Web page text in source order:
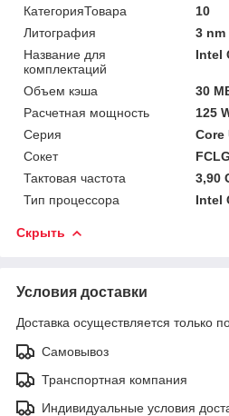
КатегорияТовара
10
Литография
3 nm
Название для
комплектаций
Intel
Объем кэша
30
Расчетная мощность
125
Серия
Core
Сокет
Тактовая частота
3,90
Тип процессора
Intel
Скрыть
Условия доставки
Доставка осуществляется только
Самовывоз
Транспортная компания
Индивидуальные условия